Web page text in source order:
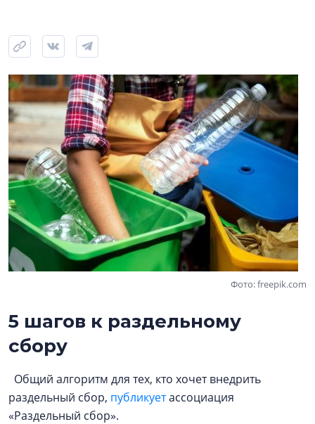
Фото: freepik.com
5 шагов к раздельному
сбору
Общий алгоритм для тех, кто хочет внедрить
раздельный сбор, публикуетассоциация
«Раздельный сбор».